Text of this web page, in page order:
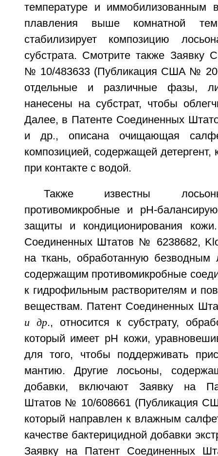
температуре и иммобилизованным
плавления выше комнатной
стабилизирует композицию
субстрата. Смотрите также Заявку
№ 10/483633 (Публикация США №
отдельные и различные фазы,
нанесены на субстрат, чтобы
Далее, в Патенте Соединенных
и др., описана очищающая
композицией, содержащей
при контакте с водой.
Также известны
противомикробные и рН-
защиты и кондиционирования
Соединенных Штатов № 6238682,
на ткань, обработанную безводным
содержащим противомикробные
к гидрофильным растворителям и
веществам. Патент Соединенных
и др., относится к субстрату,
который имеет рН кожи,
для того, чтобы поддерживать
мантию. Другие лосьоны,
добавки, включают Заявку на
Штатов № 10/608661 (Публикация
который направлен к влажным
качестве бактерицидной добавки
Заявку на Патент Соединенных